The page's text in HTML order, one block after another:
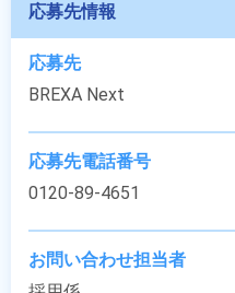
応募先情報
応募先
BREXA Next
応募先電話番号
0120-89-4651
お問い合わせ担当者